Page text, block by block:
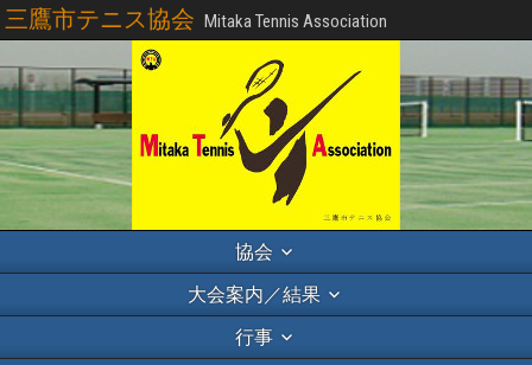
三鷹市テニス協会 Mitaka Tennis Association
協会
大会案内／結果
行事